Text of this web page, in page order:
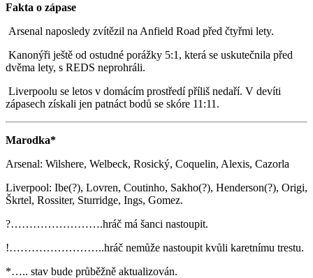
Fakta o zápase
Arsenal naposledy zvítězil na Anfield Road před čtyřmi lety.
Kanonýři ještě od ostudné porážky 5:1, která se uskutečnila před
dvěma lety, s REDS neprohráli.
Liverpoolu se letos v domácím prostředí příliš nedaří. V devíti
zápasech získali jen patnáct bodů se skóre 11:11.
Marodka*
Arsenal: Wilshere, Welbeck, Rosický, Coquelin, Alexis, Cazorla
Liverpool: Ibe(?), Lovren, Coutinho, Sakho(?), Henderson(?), Origi,
Škrtel, Rossiter, Sturridge, Ings, Gomez.
?…………………….hráč má šanci nastoupit.
!……………………..hráč nemůže nastoupit kvůli karetnímu trestu.
*….. stav bude průběžně aktualizován.